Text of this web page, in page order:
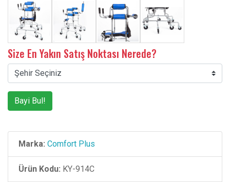
Size En Yakın Satış Noktası Nerede?
Bayi Bul!
Marka: Comfort Plus
Ürün Kodu: KY-914C